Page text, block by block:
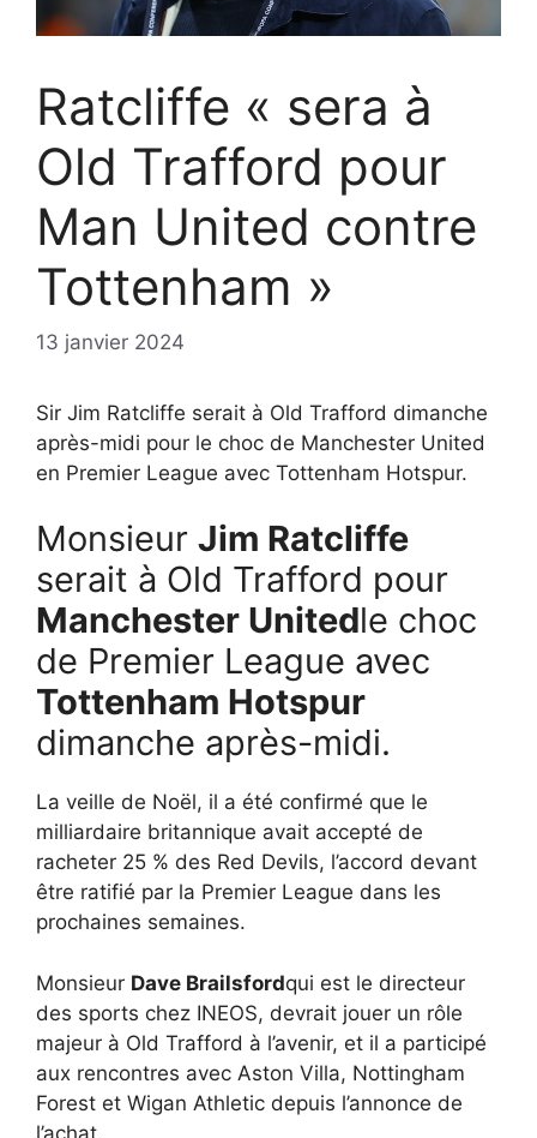
Ratcliffe « sera à
Old Trafford pour
Man United contre
Tottenham »
13 janvier 2024
Sir Jim Ratcliffe serait à Old Trafford dimanche
après-midi pour le choc de Manchester United
en Premier League avec Tottenham Hotspur.
Monsieur Jim Ratcliffe
serait à Old Trafford pour
Manchester Unitedle choc
de Premier League avec
Tottenham Hotspur
dimanche après-midi.
La veille de Noël, il a été confirmé que le
milliardaire britannique avait accepté de
racheter 25 % des Red Devils, l’accord devant
être ratifié par la Premier League dans les
prochaines semaines.
Monsieur Dave Brailsfordqui est le directeur
des sports chez INEOS, devrait jouer un rôle
majeur à Old Trafford à l’avenir, et il a participé
aux rencontres avec Aston Villa, Nottingham
Forest et Wigan Athletic depuis l’annonce de
l’achat.